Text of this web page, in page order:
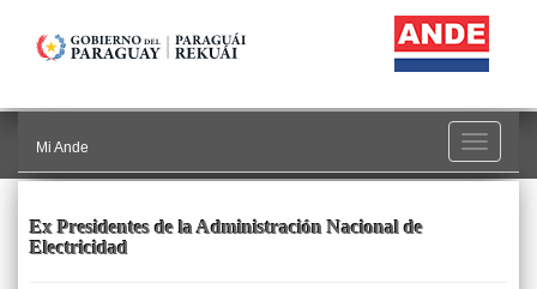
Toggle
Mi Ande
Ex Presidentes de la Administración Nacional de
Electricidad